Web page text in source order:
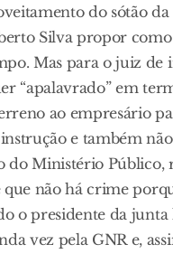
do sótão
Silva propor
Mas para o juiz
“apalavrado” em
ao empresário
e também
do Ministério
não há crime
o presidente da junta
vez pela GNR e,